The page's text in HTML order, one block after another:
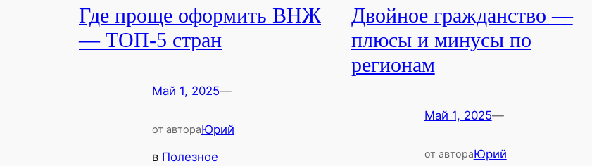
Где проще оформить ВНЖ
— ТОП-5 стран
Май 1, 2025—
от автораЮрий
в Полезное
Двойное гражданство —
плюсы и минусы по
регионам
Май 1, 2025—
от автораЮрий